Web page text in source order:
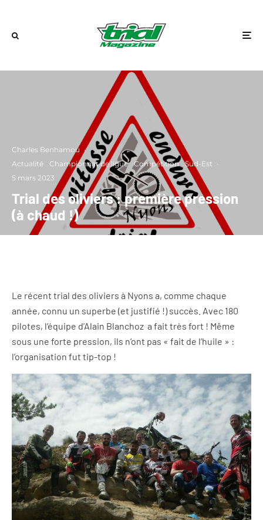
Charles Benhamou ·
Actualité
Championnat de ligue Compétition Sud-Est ·
5 mars 2023
Trial des oliviers : première pression
(à chaud !)
Le récent trial des oliviers à Nyons a, comme chaque
année, connu un superbe (et justifié !) succès. Avec 180
pilotes, l’équipe d’Alain Blanchoz a fait très fort ! Même
sous une forte pression, ils n’ont pas « fait de l’huile » :
l’organisation fut tip-top !